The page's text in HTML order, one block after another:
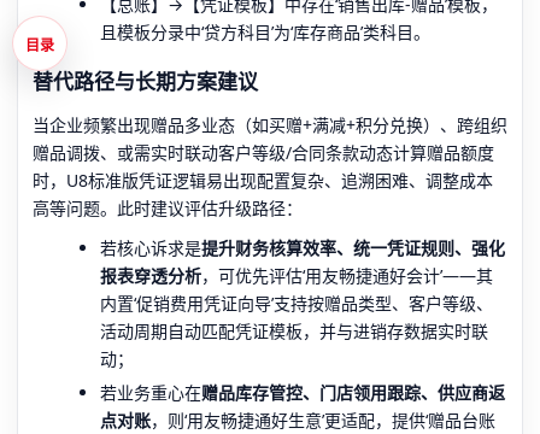
且模板分录中‘贷方科目’为‘库存商品’类科目。
替代路径与长期方案建议
当企业频繁出现赠品多业态（如买赠+满减+积分兑换）、跨组织
赠品调拨、或需实时联动客户等级/合同条款动态计算赠品额度
时，U8标准版凭证逻辑易出现配置复杂、追溯困难、调整成本
高等问题。此时建议评估升级路径：
若核心诉求是提升财务核算效率、统一凭证规则、强化
报表穿透分析，可优先评估‘用友畅捷通好会计’——其
内置‘促销费用凭证向导’支持按赠品类型、客户等级、
活动周期自动匹配凭证模板，并与进销存数据实时联
动；
若业务重心在赠品库存管控、门店领用跟踪、供应商返
点对账，则‘用友畅捷通好生意’更适配，提供‘赠品台账
目录